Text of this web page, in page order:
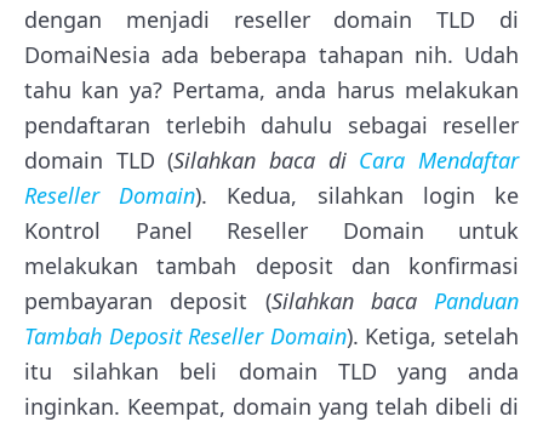
dengan menjadi reseller domain TLD di
DomaiNesia ada beberapa tahapan nih. Udah
tahu kan ya? Pertama, anda harus melakukan
pendaftaran terlebih dahulu sebagai reseller
domain TLD (Silahkan baca di Cara Mendaftar
Reseller Domain). Kedua, silahkan login ke
Kontrol Panel Reseller Domain untuk
melakukan tambah deposit dan konfirmasi
pembayaran deposit (Silahkan baca Panduan
Tambah Deposit Reseller Domain). Ketiga, setelah
itu silahkan beli domain TLD yang anda
inginkan. Keempat, domain yang telah dibeli di